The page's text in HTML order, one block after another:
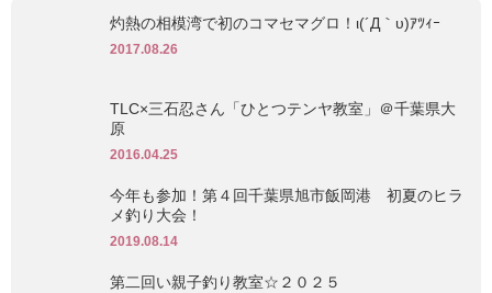
灼熱の相模湾で初のコマセマグロ！ι(´Д｀υ)ｱﾂｨｰ
2017.08.26
TLC×三石忍さん「ひとつテンヤ教室」＠千葉県大
原
2016.04.25
今年も参加！第４回千葉県旭市飯岡港 初夏のヒラ
メ釣り大会！
2019.08.14
第二回い親子釣り教室☆２０２５